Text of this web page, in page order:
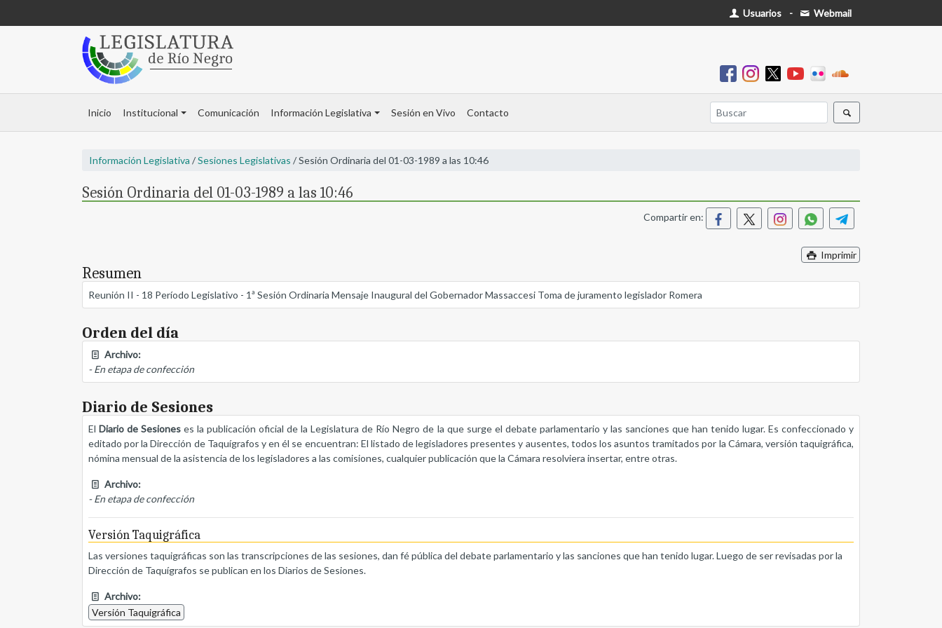
Usuarios - Webmail
Inicio Institucional Comunicación Información Legislativa Sesión en Vivo Contacto
Información Legislativa /Sesiones Legislativas / Sesión Ordinaria del 01-03-1989 a las 10:46
Sesión Ordinaria del 01-03-1989 a las 10:46
Compartir en:
Imprimir
Resumen
Reunión II - 18 Período Legislativo - 1ª Sesión Ordinaria Mensaje Inaugural del Gobernador Massaccesi Toma de juramento legislador Romera
Orden del día
Archivo:
- En etapa de confección
Diario de Sesiones
ElDiario de Sesiones es la publicación oficial de la Legislatura de Río Negro de la que surge el debate parlamentario y las sanciones que han tenido lugar. Es confeccionado y
editado por la Dirección de Taquígrafos y en él se encuentran: El listado de legisladores presentes y ausentes, todos los asuntos tramitados por la Cámara, versión taquigráfica,
nómina mensual de la asistencia de los legisladores a las comisiones, cualquier publicación que la Cámara resolviera insertar, entre otras.
Archivo:
- En etapa de confección
Versión Taquigráfica
Las versiones taquigráficas son las transcripciones de las sesiones, dan fé pública del debate parlamentario y las sanciones que han tenido lugar. Luego de ser revisadas por la
Dirección de Taquígrafos se publican en los Diarios de Sesiones.
Archivo:
Versión Taquigráfica